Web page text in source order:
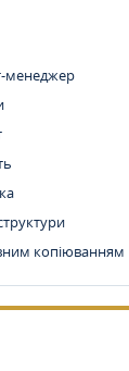
менеджер
копіюванням